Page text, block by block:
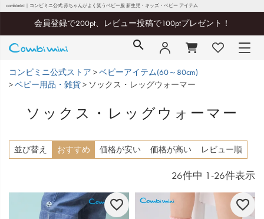
combimini｜コンビミニ公式 赤ちゃんがよく笑うベビー服 新生児・キッズ・ベビー アイテム
会員登録で200pt、レビュー投稿で100ptプレゼント！
コンビミニ公式ストア
ベビーアイテム(60～80cm)
ベビー用品・雑貨
ソックス・レッグウォーマー
ソックス・レッグウォーマー
並び替え おすすめ 価格が安い 価格が高い レビュー順
26件中 1 -26件表示